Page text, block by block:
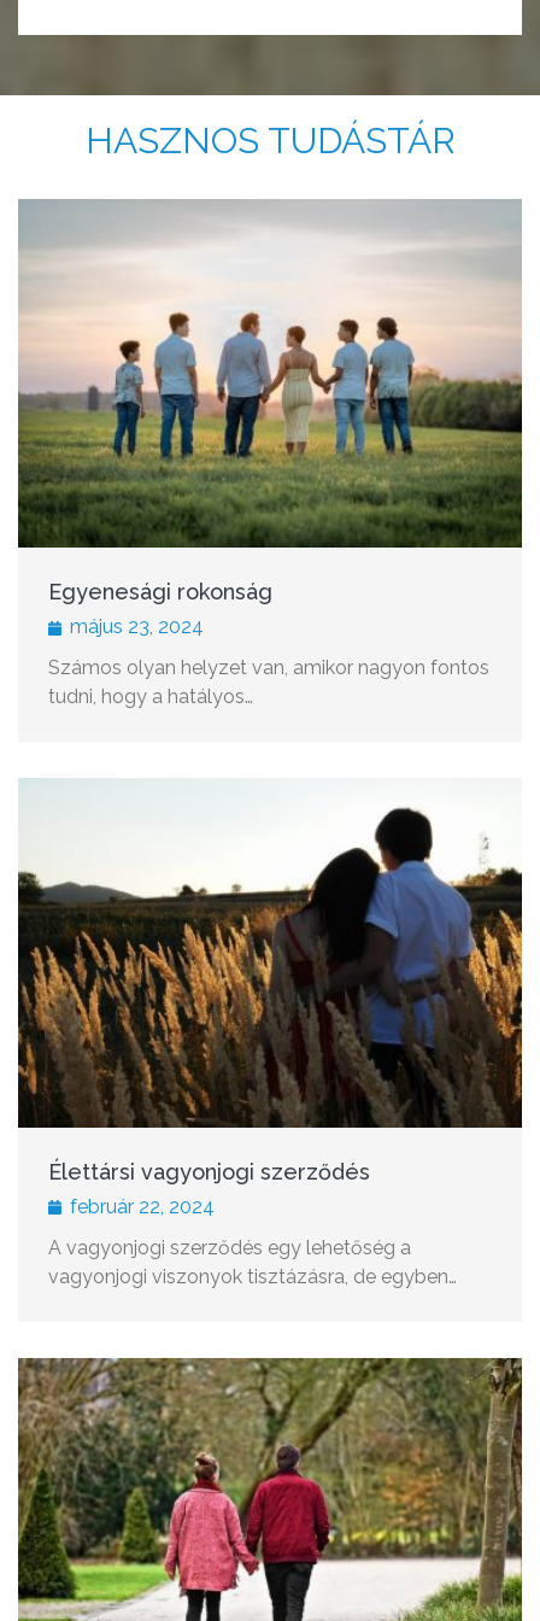
HASZNOS TUDÁSTÁR
Egyenesági rokonság
május 23, 2024
Számos olyan helyzet van, amikor nagyon fontos
tudni, hogy a hatályos…
Élettársi vagyonjogi szerződés
február 22, 2024
A vagyonjogi szerződés egy lehetőség a
vagyonjogi viszonyok tisztázásra, de egyben…